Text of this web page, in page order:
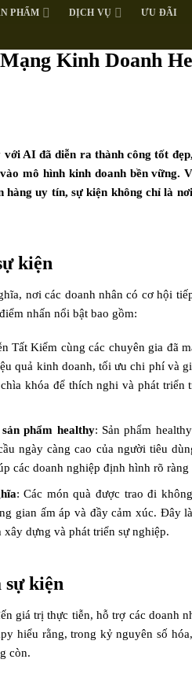
PHẨM DỊCH VỤ ƯU ĐÃI
Kinh Doanh
AI đã diễn ra thành công tốt
mô hình kinh doanh bền vững.
hàng uy tín, sự kiện không chỉ là
kiện
nơi các doanh nhân có cơ hội
nhấn nổi bật bao gồm:
Tất Kiểm cùng các chuyên gia đã
quả kinh doanh, tối ưu chi phí và
khóa để thích nghi và phát
phẩm healthy: Sản phẩm
ngày càng cao của người tiêu
các doanh nghiệp định hình rõ
: Các món quà được trao đi
gian ấm áp và đầy cảm xúc. Đây
dựng và phát triển sự nghiệp.
sự kiện
giá trị thực tiễn, hỗ trợ các doanh
hiểu rằng, trong kỷ nguyên số
còn.